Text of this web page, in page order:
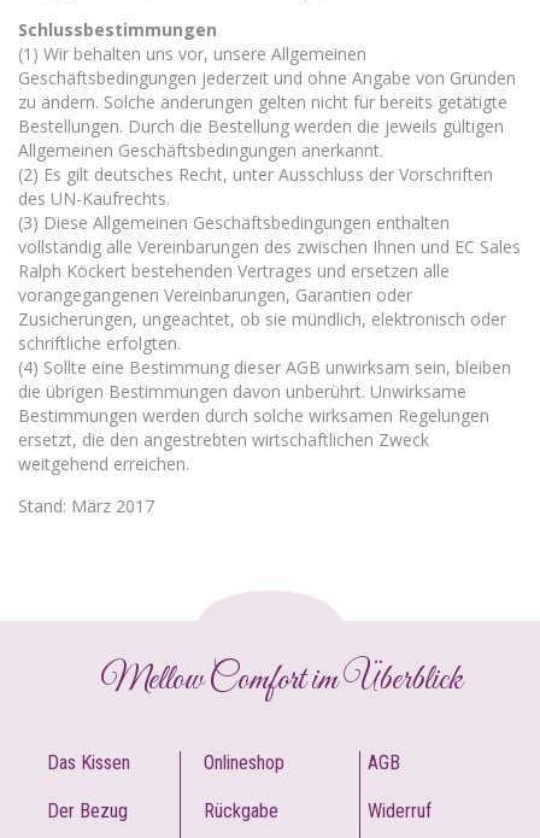
Schlussbestimmungen
(1) Wir behalten uns vor, unsere Allgemeinen
Geschäftsbedingungen jederzeit und ohne Angabe von Gründen
zu ändern. Solche änderungen gelten nicht für bereits getätigte
Bestellungen. Durch die Bestellung werden die jeweils gültigen
Allgemeinen Geschäftsbedingungen anerkannt.
(2) Es gilt deutsches Recht, unter Ausschluss der Vorschriften
des UN-Kaufrechts.
(3) Diese Allgemeinen Geschäftsbedingungen enthalten
vollständig alle Vereinbarungen des zwischen Ihnen und EC Sales
Ralph Köckert bestehenden Vertrages und ersetzen alle
vorangegangenen Vereinbarungen, Garantien oder
Zusicherungen, ungeachtet, ob sie mündlich, elektronisch oder
schriftliche erfolgten.
(4) Sollte eine Bestimmung dieser AGB unwirksam sein, bleiben
die übrigen Bestimmungen davon unberührt. Unwirksame
Bestimmungen werden durch solche wirksamen Regelungen
ersetzt, die den angestrebten wirtschaftlichen Zweck
weitgehend erreichen.
Stand: März 2017
Mellow Comfort im Überblick
Das Kissen
Der Bezug
Onlineshop
Rückgabe
AGB
Widerruf